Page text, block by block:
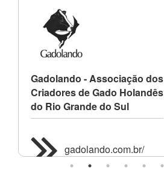
Gadolando - Associação dos
Criadores de Gado Holandês
do Rio Grande do Sul
gadolando.com.br/